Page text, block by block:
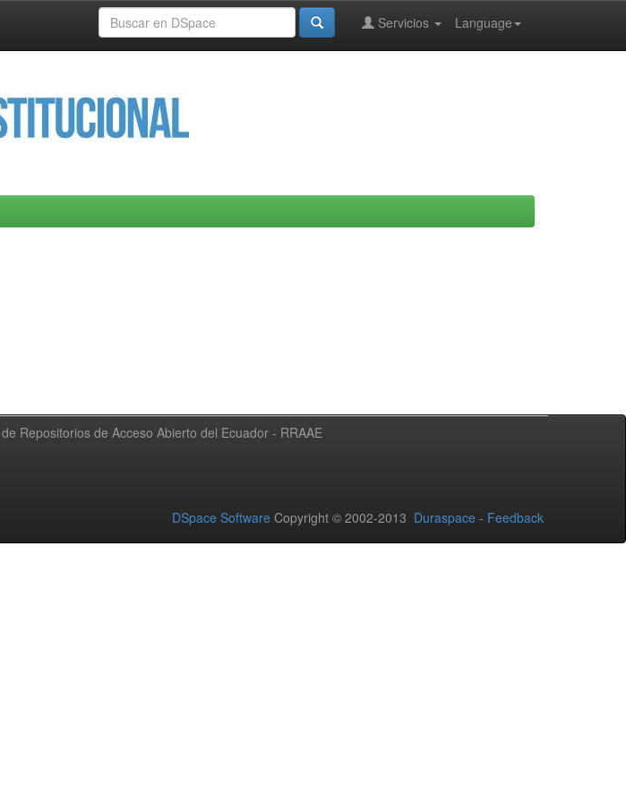
Language
Servicios
Repositorios de Acceso Abierto del Ecuador - RRAAE
DSpace Software Copyright © 2002-2013 Duraspace - Feedback